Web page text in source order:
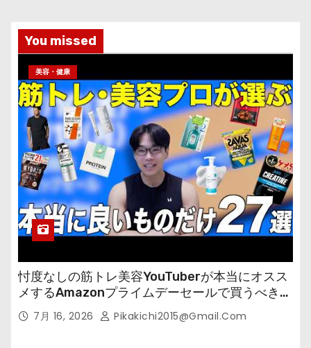
You missed
美容・健康
忖度なしの筋トレ美容YouTuberが本当にオスス
メするAmazonプライムデーセールで買うべきも
の 7月 16, 2026 Pikakichi2015@gmail.com